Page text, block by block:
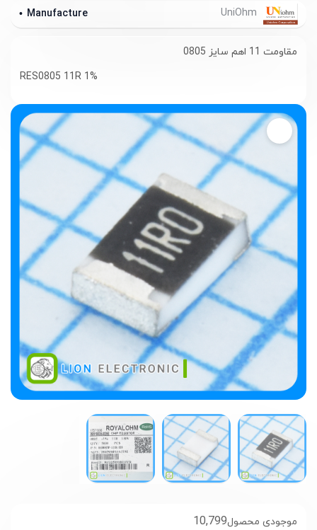
10,799موجودی محصول
Manufacture
مقاومت 11 اهم سایز 0805
RES0805 11R 1%